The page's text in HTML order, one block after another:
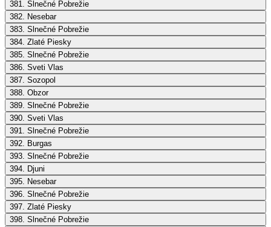
381. Slnečné Pobrežie
382. Nesebar
383. Slnečné Pobrežie
384. Zlaté Piesky
385. Slnečné Pobrežie
386. Sveti Vlas
387. Sozopol
388. Obzor
389. Slnečné Pobrežie
390. Sveti Vlas
391. Slnečné Pobrežie
392. Burgas
393. Slnečné Pobrežie
394. Djuni
395. Nesebar
396. Slnečné Pobrežie
397. Zlaté Piesky
398. Slnečné Pobrežie